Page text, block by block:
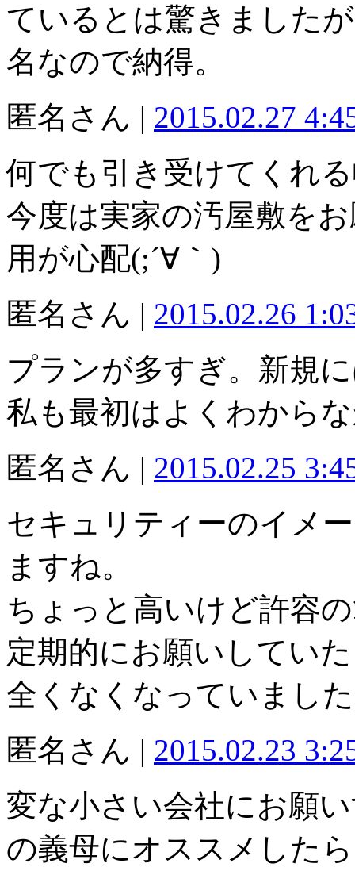
ているとは驚きました
名なので納得。
匿名さん | 2015.02.27
何でも引き受けてくれ
今度は実家の汚屋敷を
用が心配(;´∀｀)
匿名さん | 2015.02.26
プランが多すぎ。新規
私も最初はよくわから
匿名さん | 2015.02.25
セキュリティーのイメ
ますね。
ちょっと高いけど許容
定期的にお願いしてい
全くなくなっていまし
匿名さん | 2015.02.23
変な小さい会社にお願
の義母にオススメした